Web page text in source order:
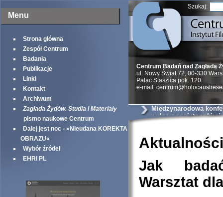
Menu
Strona główna
Zespół Centrum
Badania
Publikacje
Linki
Kontakt
Archiwum
Zagłada Żydów. Studia i Materiały
pismo naukowe Centrum
Dalej jest noc - »Nieudana KOREKTA
OBRAZU«
Wybór źródeł
EHRI PL
Szukaj:
Centrum Badań nad Zagładą
ul. Nowy Świat 72, 00-330
Palac Staszica pok. 120
e-mail:
Międzynarodowa
walce z nazistowskimi
Aktualności
Jak
Warsztat